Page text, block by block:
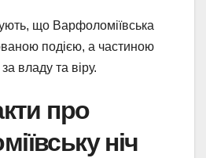
що Варфоломіївська
подією, а частиною
владу та віру.
про
ніч